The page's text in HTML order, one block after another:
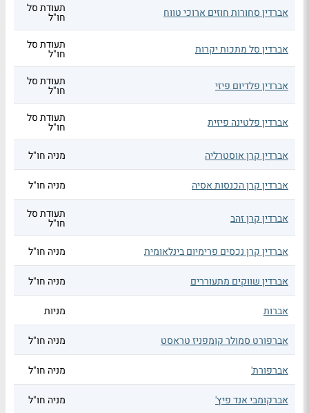
אברדין סחורות חוזים ארוכי טווח תעודת סל
חו"ל
אברדין סל מתכות יקרות תעודת סל
חו"ל
אברדין פלדיום פיזי תעודת סל
חו"ל
אברדין פלטינה פיזית תעודת סל
חו"ל
אברדין קרן אוסטרליה
מניה חו"ל
אברדין קרן הכנסות אסיה מניה חו"ל
אברדין קרן זהב תעודת סל
חו"ל
אברדין קרן נכסים פרימיום בינלאומית
מניה חו"ל
אברדין שווקים מתעוררים מניה חו"ל
אברות מניות
אברפורט סמולר קומפניז טראסט מניה חו"ל
אברפורת' מניה חו"ל
אברקומבי אנד פיץ' מניה חו"ל